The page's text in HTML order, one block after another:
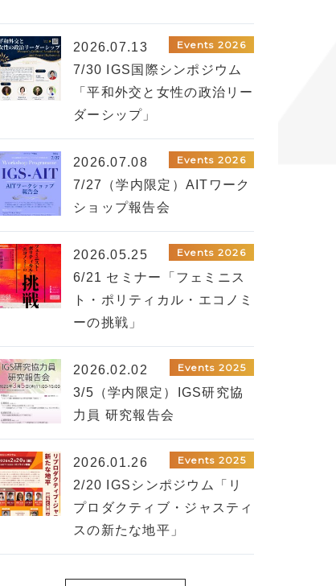
2026.07.13 Events 2026
7/30 IGS国際シンポジウム
「平和外交と女性の政治リー
ダーシップ」
2026.07.08 Events 2026
7/27（学内限定）AITワーク
ショップ報告会
2026.05.25 Events 2026
6/21 セミナー「フェミニス
ト・ポリティカル・エコノミ
ーの挑戦」
2026.02.02 Events 2025
3/5（学内限定）IGS研究協
力員 研究報告会
2026.01.26 Events 2025
2/20 IGSシンポジウム「リ
プロダクティブ・ジャスティ
スの新たな地平」